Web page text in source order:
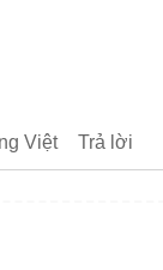
Việt
Trả lời